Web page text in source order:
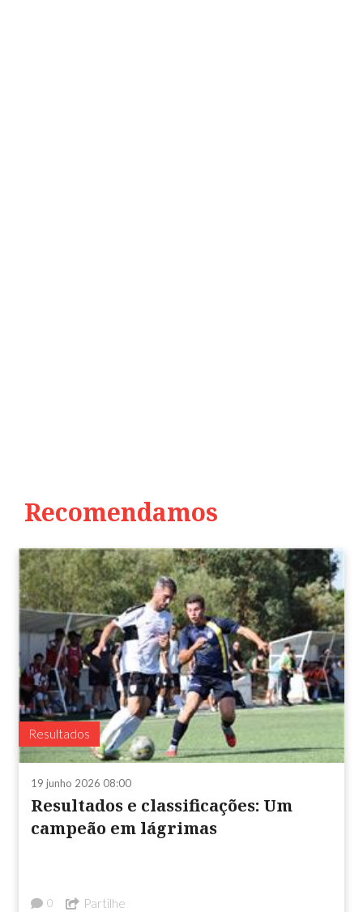
Recomendamos
Resultados
19 junho 2026 08:00
Resultados e classificações: Um
campeão em lágrimas
0 Partilhe